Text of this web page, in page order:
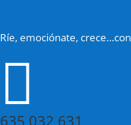
Ríe, emociónate, crece…con

635 032 631